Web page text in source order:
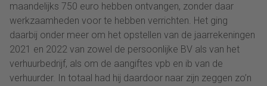
maandelijks 750 euro hebben ontvangen, zonder daar
werkzaamheden voor te hebben verrichten. Het ging
daarbij onder meer om het opstellen van de jaarrekeningen
2021 en 2022 van zowel de persoonlijke BV als van het
verhuurbedrijf, als om de aangiftes vpb en ib van de
verhuurder. In totaal had hij daardoor naar zijn zeggen zo’n